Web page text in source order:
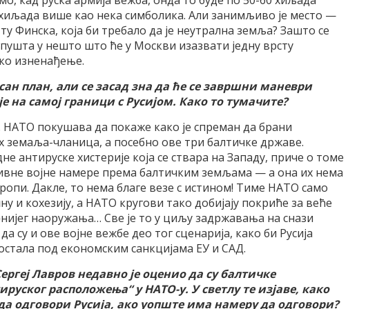
хиљада више као нека симболика. Али занимљиво је место —
Финска, која би требало да је неутрална земља? Зашто се
у нешто што ће у Москви изазвати једну врсту
изненађење.
план, али се засад зна да ће се завршни маневри
на самој граници с Русијом. Како то тумачите?
покушава да покаже како је спреман да брани
земаља-чланица, а посебно ове три балтичке државе.
антируске хистерије која се ствара на Западу, приче о томе
војне намере према балтичким земљама — а она их нема
Дакле, то нема благе везе с истином! Тиме НАТО само
и кохезију, а НАТО кругови тако добијају покриће за веће
наоружања… Све је то у циљу задржавања на снази
су и ове војне вежбе део тог сценарија, како би Русија
под економским санкцијама ЕУ и САД.
Лавров недавно је оценио да су балтичке
расположења“у НАТО-у. У светлу те изјаве, како
одговори Русија, ако уопште има намеру да одговори?